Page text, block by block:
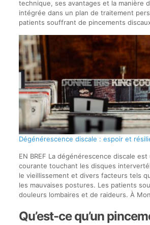
technique, ses avantages et la manière
intégrée dans un plan de traitement
patients souffrant de pincements
Dégénérescence discale : espoir et
EN BREF La dégénérescence discale
courante touchant les disques
le vieillissement et divers facteurs tels
les mauvaises postures. Les patients
douleurs lombaires et de raideurs. À
Qu’est-ce qu’un